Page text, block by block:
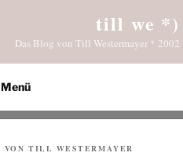
till we *)
Das Blog von Till Westermayer * 2002
Menü
VON TILL WESTERMAYER